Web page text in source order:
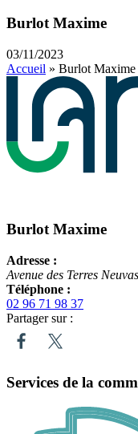
Burlot Maxime
03/11/2023
Accueil » Burlot Maxime
Burlot Maxime
Adresse :
Avenue des Terres
Téléphone :
02 96 71 98 37
Partager sur :
Services de la